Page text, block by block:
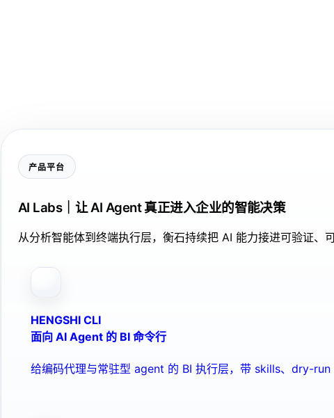
产品平台
AI Labs｜让 AI Agent 真正进入企业的智能决策
从分析智能体到终端执行层，衡石持续把 AI 能力接进可验证、
HENGSHI CLI
面向 AI Agent 的 BI 命令行
给编码代理与常驻型 agent 的 BI 执行层，带 skills、dry-run